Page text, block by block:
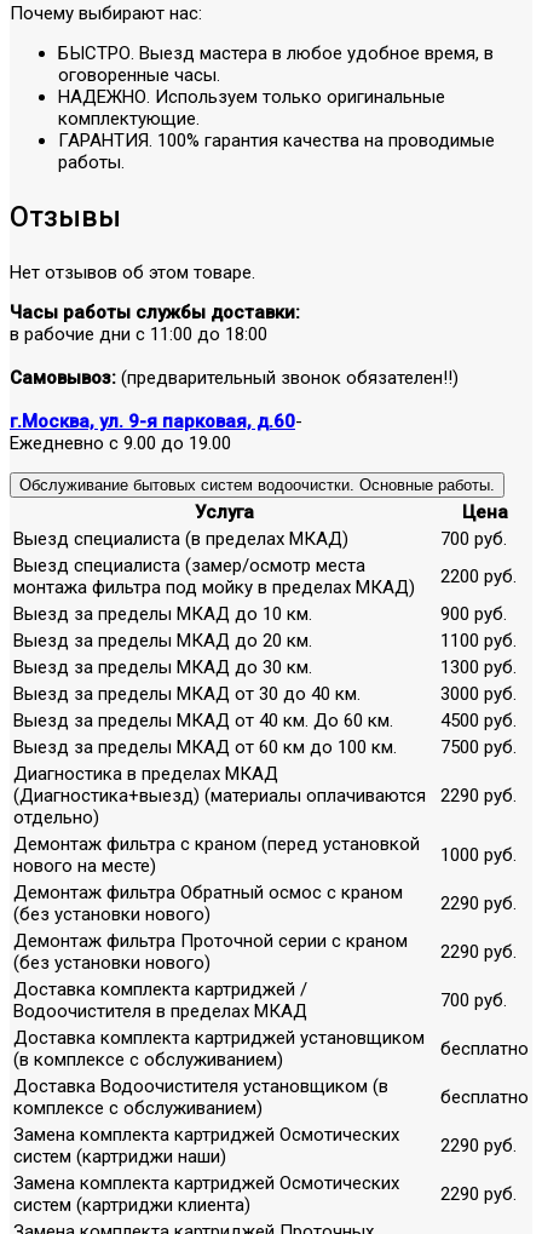
Почему выбирают нас:
БЫСТРО. Выезд мастера в любое удобное время, в
оговоренные часы.
НАДЕЖНО. Используем только оригинальные
комплектующие.
ГАРАНТИЯ. 100% гарантия качества на проводимые
работы.
Отзывы
Нет отзывов об этом товаре.
Часы работы службы доставки:
в рабочие дни с 11:00 до 18:00
Самовывоз: (предварительный звонок обязателен!!)
г.Москва, ул. 9-я парковая, д.60-
Ежедневно с 9.00 до 19.00
Обслуживание бытовых систем водоочистки. Основные работы.
Услуга
Цена
Выезд специалиста (в пределах МКАД)
700 руб.
Выезд специалиста (замер/осмотр места
монтажа фильтра под мойку в пределах МКАД)
2200 руб.
Выезд за пределы МКАД до 10 км.
900 руб.
Выезд за пределы МКАД до 20 км.
1100 руб.
Выезд за пределы МКАД до 30 км.
1300 руб.
Выезд за пределы МКАД от 30 до 40 км.
3000 руб.
Выезд за пределы МКАД от 40 км. До 60 км.
4500 руб.
Выезд за пределы МКАД от 60 км до 100 км.
7500 руб.
Диагностика в пределах МКАД
(Диагностика+выезд) (материалы оплачиваются
отдельно)
2290 руб.
Демонтаж фильтра с краном (перед установкой
нового на месте)
1000 руб.
Демонтаж фильтра Обратный осмос с краном
(без установки нового)
2290 руб.
Демонтаж фильтра Проточной серии с краном
(без установки нового)
2290 руб.
Доставка комплекта картриджей /
Водоочистителя в пределах МКАД
700 руб.
Доставка комплекта картриджей установщиком
(в комплексе с обслуживанием)
бесплатно
Доставка Водоочистителя установщиком (в
комплексе с обслуживанием)
бесплатно
Замена комплекта картриджей Осмотических
систем (картриджи наши)
2290 руб.
Замена комплекта картриджей Осмотических
систем (картриджи клиента)
2290 руб.